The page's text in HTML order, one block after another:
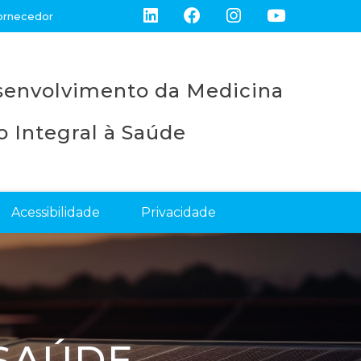
da Medicina
Integral à Saúde
Acessibilidade Privacidade